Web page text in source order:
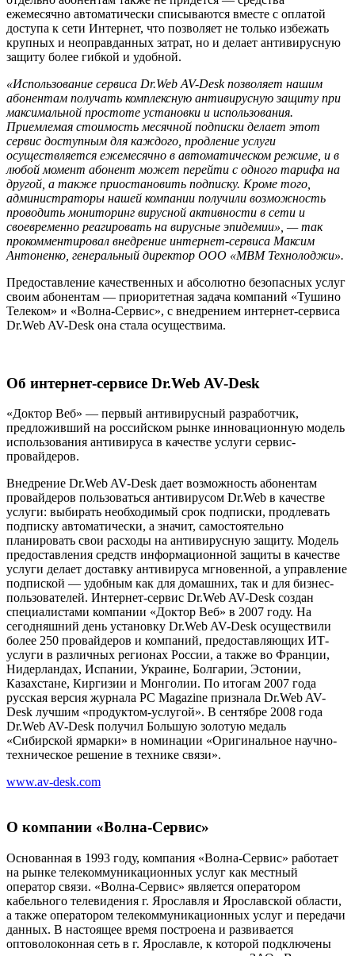
ежемесячно автоматически списываются вместе с оплатой
доступа к сети Интернет, что позволяет не только избежать
крупных и неоправданных затрат, но и делает антивирусную
защиту более гибкой и удобной.
«Использование сервиса Dr.Web AV-Desk позволяет нашим
абонентам получать комплексную антивирусную защиту при
максимальной простоте установки и использования.
Приемлемая стоимость месячной подписки делает этот
сервис доступным для каждого, продление услуги
осуществляется ежемесячно в автоматическом режиме, и в
любой момент абонент может перейти с одного тарифа на
другой, а также приостановить подписку. Кроме того,
администраторы нашей компании получили возможность
проводить мониторинг вирусной активности в сети и
своевременно реагировать на вирусные эпидемии», — так
прокомментировал внедрение интернет-сервиса Максим
Антоненко, генеральный директор ООО «МВМ Технолоджи».
Предоставление качественных и абсолютно безопасных услуг
своим абонентам — приоритетная задача компаний «Тушино
Телеком» и «Волна-Сервис», с внедрением интернет-сервиса
Dr.Web AV-Desk она стала осуществима.
Об интернет-сервисе Dr.Web AV-Desk
«Доктор Веб» — первый антивирусный разработчик,
предложивший на российском рынке инновационную модель
использования антивируса в качестве услуги сервис-
провайдеров.
Внедрение Dr.Web AV-Desk дает возможность абонентам
провайдеров пользоваться антивирусом Dr.Web в качестве
услуги: выбирать необходимый срок подписки, продлевать
подписку автоматически, а значит, самостоятельно
планировать свои расходы на антивирусную защиту. Модель
предоставления средств информационной защиты в качестве
услуги делает доставку антивируса мгновенной, а управление
подпиской — удобным как для домашних, так и для бизнес-
пользователей. Интернет-сервис Dr.Web AV-Desk создан
специалистами компании «Доктор Веб» в 2007 году. На
сегодняшний день установку Dr.Web AV-Desk осуществили
более 250 провайдеров и компаний, предоставляющих ИТ-
услуги в различных регионах России, а также во Франции,
Нидерландах, Испании, Украине, Болгарии, Эстонии,
Казахстане, Киргизии и Монголии. По итогам 2007 года
русская версия журнала PC Magazine признала Dr.Web AV-
Desk лучшим «продуктом-услугой». В сентябре 2008 года
Dr.Web AV-Desk получил Большую золотую медаль
«Сибирской ярмарки» в номинации «Оригинальное научно-
техническое решение в технике связи».
www.av-desk.com
О компании «Волна-Сервис»
Основанная в 1993 году, компания «Волна-Сервис» работает
на рынке телекоммуникационных услуг как местный
оператор связи. «Волна-Сервис» является оператором
кабельного телевидения г. Ярославля и Ярославской области,
а также оператором телекоммуникационных услуг и передачи
данных. В настоящее время построена и развивается
оптоволоконная сеть в г. Ярославле, к которой подключены